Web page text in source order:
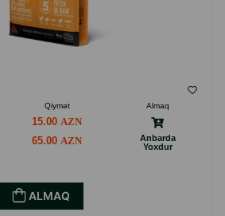
Qiymət
Almaq
15.00
65.00
Anbarda
Yoxdur
ALMAQ